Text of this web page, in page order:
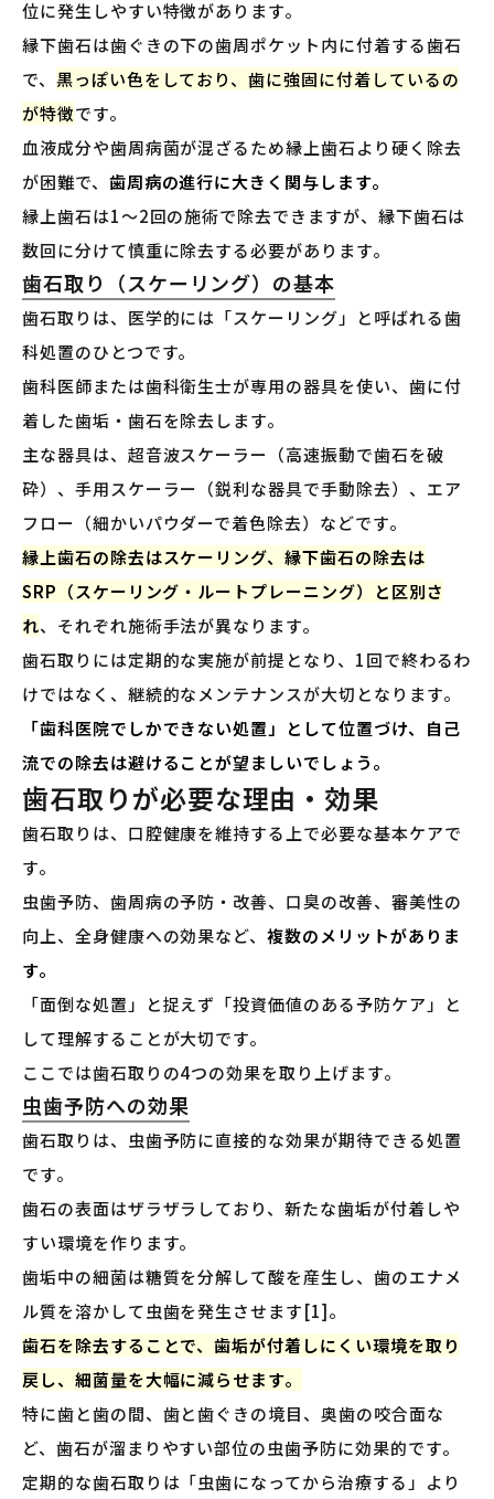
位に発生しやすい特徴があります。
縁下歯石は歯ぐきの下の歯周ポケット内に付着する歯石
で、 黒っぽい色をしており、歯に強固に付着しているの
が特徴です。
血液成分や歯周病菌が混ざるため縁上歯石より硬く除去
が困難で、 歯周病の進行に大きく関与します。
縁上歯石は1〜2回の施術で除去できますが、縁下歯石は
数回に分けて慎重に除去する必要があります。
歯石取り（スケーリング）の基本
歯石取りは、医学的には「スケーリング」と呼ばれる歯
科処置のひとつです。
歯科医師または歯科衛生士が専用の器具を使い、歯に付
着した歯垢・歯石を除去します。
主な器具は、超音波スケーラー（高速振動で歯石を破
砕）、手用スケーラー（鋭利な器具で手動除去）、エア
フロー（細かいパウダーで着色除去）などです。
縁上歯石の除去はスケーリング、縁下歯石の除去は
SRP（スケーリング・ルートプレーニング）と区別さ
れ、それぞれ施術手法が異なります。
歯石取りには定期的な実施が前提となり、1回で終わるわ
けではなく、継続的なメンテナンスが大切となります。
「歯科医院でしかできない処置」として位置づけ、自己
流での除去は避けることが望ましいでしょう。
歯石取りが必要な理由・効果
歯石取りは、口腔健康を維持する上で必要な基本ケアで
す。
虫歯予防、歯周病の予防・改善、口臭の改善、審美性の
向上、全身健康への効果など、複数のメリットがありま
す。
「面倒な処置」と捉えず「投資価値のある予防ケア」と
して理解することが大切です。
ここでは歯石取りの4つの効果を取り上げます。
虫歯予防への効果
歯石取りは、虫歯予防に直接的な効果が期待できる処置
です。
歯石の表面はザラザラしており、新たな歯垢が付着しや
すい環境を作ります。
歯垢中の細菌は糖質を分解して酸を産生し、歯のエナメ
ル質を溶かして虫歯を発生させます[1]。
歯石を除去することで、歯垢が付着しにくい環境を取り
戻し、細菌量を大幅に減らせます。
特に歯と歯の間、歯と歯ぐきの境目、奥歯の咬合面な
ど、歯石が溜まりやすい部位の虫歯予防に効果的です。
定期的な歯石取りは「虫歯になってから治療する」より